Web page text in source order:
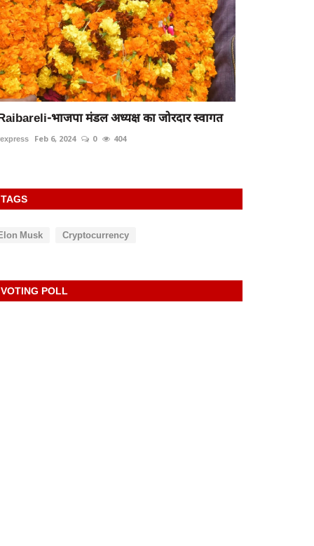
भाजपा मंडल अध्यक्ष का जोरदार स्वागत
Feb 6, 2024 0 404
TAGS
Musk Cryptocurrency
VOTING POLL